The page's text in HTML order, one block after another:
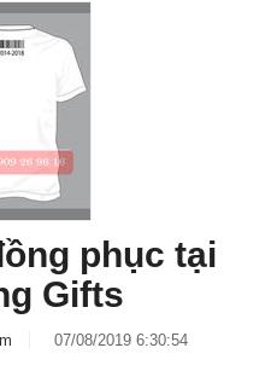
phục tại
Gifts
07/08/2019 6:30:54